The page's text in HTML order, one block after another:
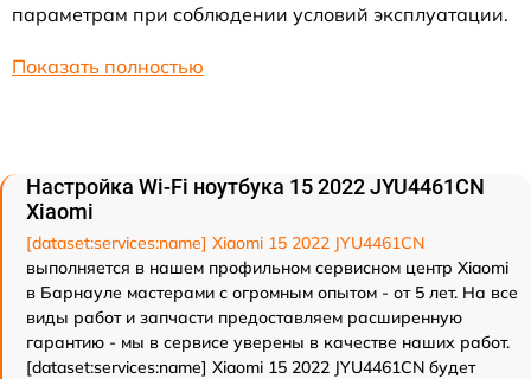
параметрам при соблюдении условий эксплуатации.
Показать полностью
Настройка Wi-Fi ноутбука 15 2022 JYU4461CN
Xiaomi
[dataset:services:name] Xiaomi 15 2022 JYU4461CN
выполняется в нашем профильном сервисном центр Xiaomi
в Барнауле мастерами с огромным опытом - от 5 лет. На все
виды работ и запчасти предоставляем расширенную
гарантию - мы в сервисе уверены в качестве наших работ.
[dataset:services:name] Xiaomi 15 2022 JYU4461CN будет